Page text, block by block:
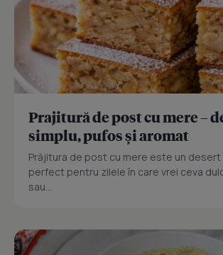
Prajitură de post cu mere –
simplu, pufos și aromat
Prăjitura de post cu mere este un desert
perfect pentru zilele în care vrei ceva
sau...